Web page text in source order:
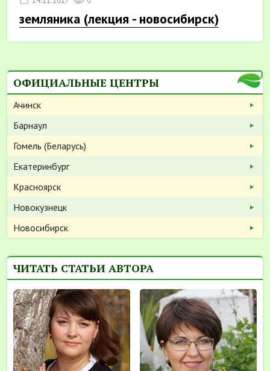
земляника (лекция - новосибирск)
ОФИЦИАЛЬНЫЕ ЦЕНТРЫ
Ачинск
Барнаул
Гомель (Беларусь)
Екатеринбург
Красноярск
Новокузнецк
Новосибирск
ЧИТАТЬ СТАТЬИ АВТОРА